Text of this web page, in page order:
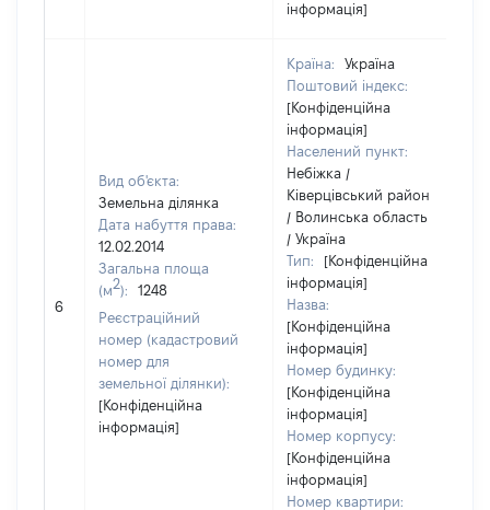
інформація]
6
Вид об'єкта:
Земельна ділянка
Дата набуття права:
12.02.2014
Загальна площа
(м2):
1248
Реєстраційний
номер (кадастровий
номер для
земельної ділянки):
[Конфіденційна
інформація]
Країна:
Україна
Поштовий індекс:
[Конфіденційна
інформація]
Населений пункт:
Небіжка /
Ківерцівський район
/ Волинська область
/ Україна
Тип:
[Конфіденційна
інформація]
Назва:
[Конфіденційна
інформація]
Номер будинку:
[Конфіденційна
інформація]
Номер корпусу:
[Конфіденційна
інформація]
Номер квартири: